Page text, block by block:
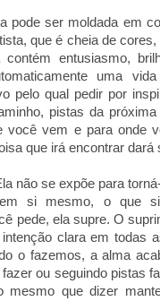
pode ser moldada em
que é cheia de
entusiasmo,
uma
pelo qual pedir por
pistas da
você vem e para onde
que irá encontrar
não se expõe para
em si mesmo, o que
pede, ela supre. O
clara em todas
o fazemos, a alma
ou seguindo pistas
mesmo que dizer